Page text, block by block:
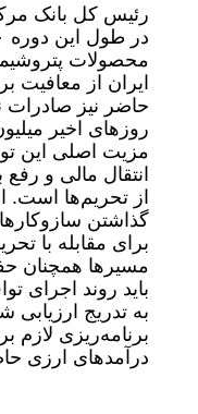
رئیس‌ کل بانک
محصولات
ایران از معافیت
حاضر نیز
روزهای اخیر
مزیت اصلی این
انتقال مالی و
از تحریم‌ها است.
گذاشتن
برای مقابله با
مسیرها همچنان
باید روند اجرای
به تدریج ارزیابی
برنامه‌ریزی لازم
درآمدهای ارزی